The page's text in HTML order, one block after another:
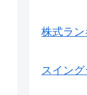
株式ラ
スイン